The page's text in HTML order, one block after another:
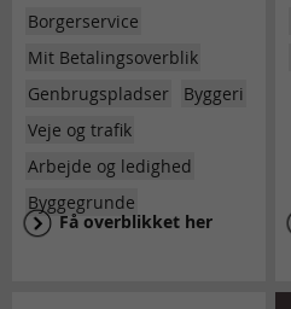
Borgerservice
Mit Betalingsoverblik
Genbrugspladser
Byggeri
Veje og trafik
Arbejde og ledighed
Byggegrunde
Få overblikket her